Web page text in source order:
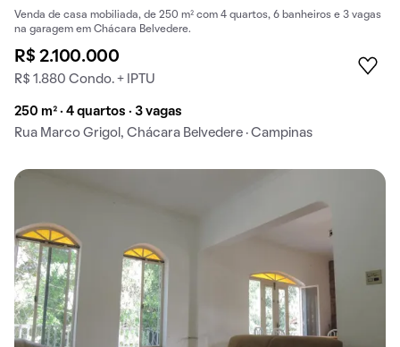
Venda de casa mobiliada, de 250 m² com 4 quartos, 6 banheiros e 3 vagas
na garagem em Chácara Belvedere.
R$ 2.100.000
R$ 1.880 Condo. + IPTU
250 m² · 4 quartos · 3 vagas
Rua Marco Grigol, Chácara Belvedere · Campinas